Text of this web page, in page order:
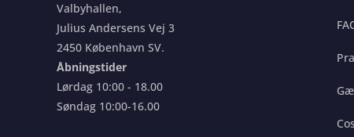
Valbyhallen,
Julius Andersens Vej 3
2450 København SV.
Åbningstider
Lørdag 10:00 - 18.00
Søndag 10:00-16.00